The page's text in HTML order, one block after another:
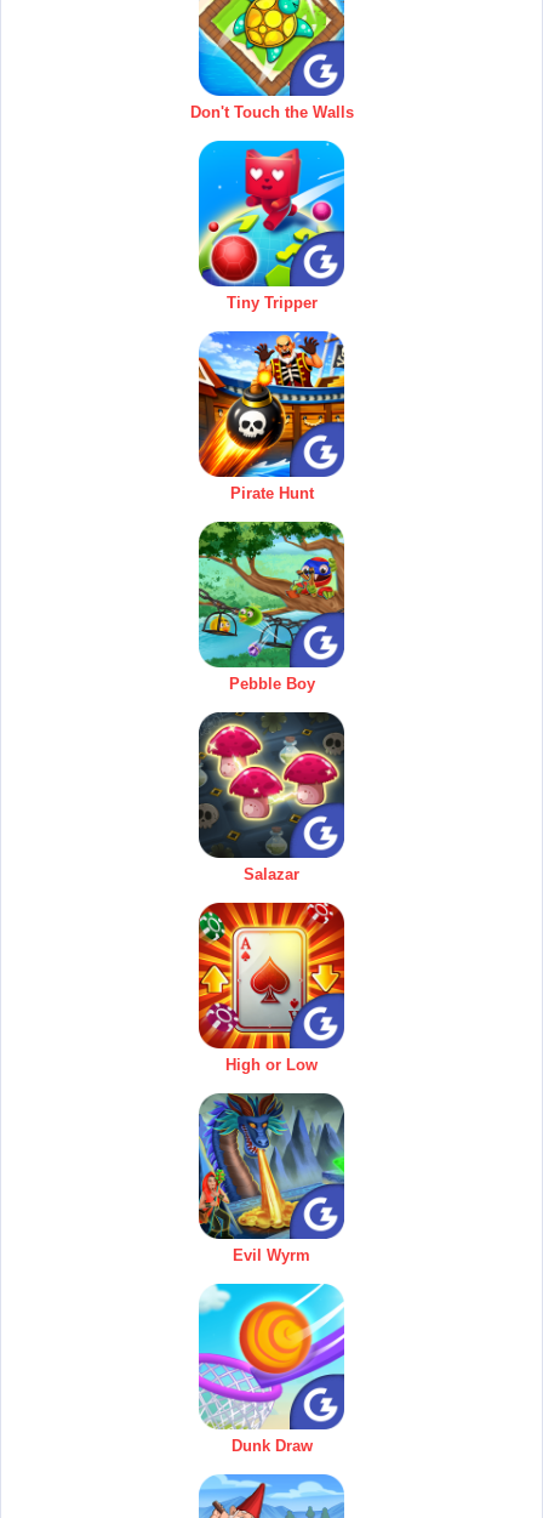
Don't Touch the Walls
Tiny Tripper
Pirate Hunt
Pebble Boy
Salazar
High or Low
Evil Wyrm
Dunk Draw